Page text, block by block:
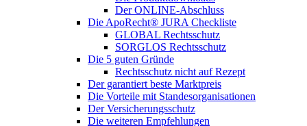
Der ONLINE-Abschluss
Die ApoRecht® JURA Checkliste
GLOBAL Rechtsschutz
SORGLOS Rechtsschutz
Die 5 guten Gründe
Rechtsschutz nicht auf Rezept
Der garantiert beste Marktpreis
Die Vorteile mit Standesorganisationen
Der Versicherungsschutz
Die weiteren Empfehlungen